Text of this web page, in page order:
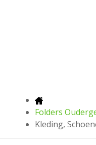
Folders
Kleding,